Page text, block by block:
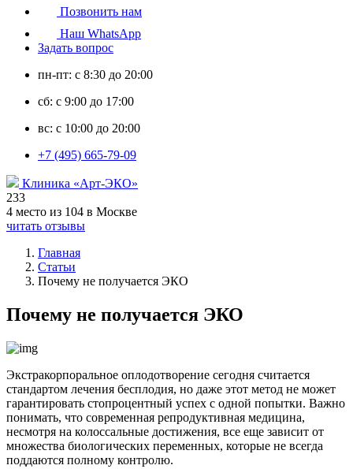
Позвонить нам
Наш WhatsApp
Задать вопрос
пн-пт: с 8:30 до 20:00
сб: с 9:00 до 17:00
вс: с 10:00 до 20:00
+7 (495) 665-79-09
Клиника «Арт-ЭКО»
233
4 место из 104 в Москве
читать отзывы
Главная
Статьи
Почему не получается ЭКО
Почему не получается ЭКО
Экстракорпоральное оплодотворение сегодня считается
стандартом лечения бесплодия, но даже этот метод не может
гарантировать стопроцентный успех с одной попытки. Важно
понимать, что современная репродуктивная медицина,
несмотря на колоссальные достижения, все еще зависит от
множества биологических переменных, которые не всегда
поддаются полному контролю.